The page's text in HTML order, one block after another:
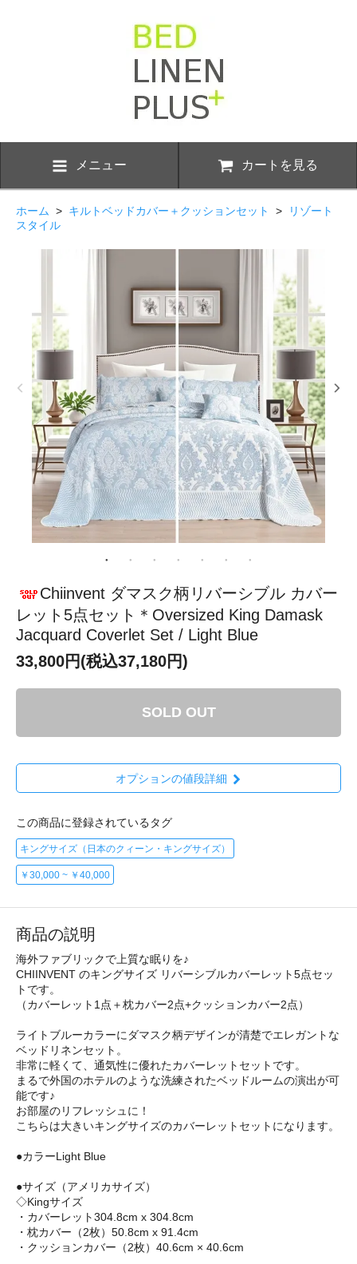
メニュー カートを見る
ホーム > キルトベッドカバー＋クッションセット >
リゾート
スタイル
Chiinvent ダマスク柄リバーシブル カバー
レット5点セット＊Oversized King Damask
Jacquard Coverlet Set / Light Blue
33,800円(税込37,180円)
SOLD OUT
オプションの値段詳細
この商品に登録されているタグ
キングサイズ（日本のクィーン・キングサイズ）
￥30,000 ~ ￥40,000
商品の説明
海外ファブリックで上質な眠りを♪
CHIINVENT のキングサイズ リバーシブルカバーレット5点セッ
トです。
（カバーレット1点＋枕カバー2点+クッションカバー2点）
ライトブルーカラーにダマスク柄デザインが清楚でエレガントな
ベッドリネンセット。
非常に軽くて、通気性に優れたカバーレットセットです。
まるで外国のホテルのような洗練されたベッドルームの演出が可
能です♪
お部屋のリフレッシュに！
こちらは大きいキングサイズのカバーレットセットになります。
●カラーLight Blue
●サイズ（アメリカサイズ）
◇Kingサイズ
・カバーレット304.8cm x 304.8cm
・枕カバー（2枚）50.8cm x 91.4cm
・クッションカバー（2枚）40.6cm × 40.6cm